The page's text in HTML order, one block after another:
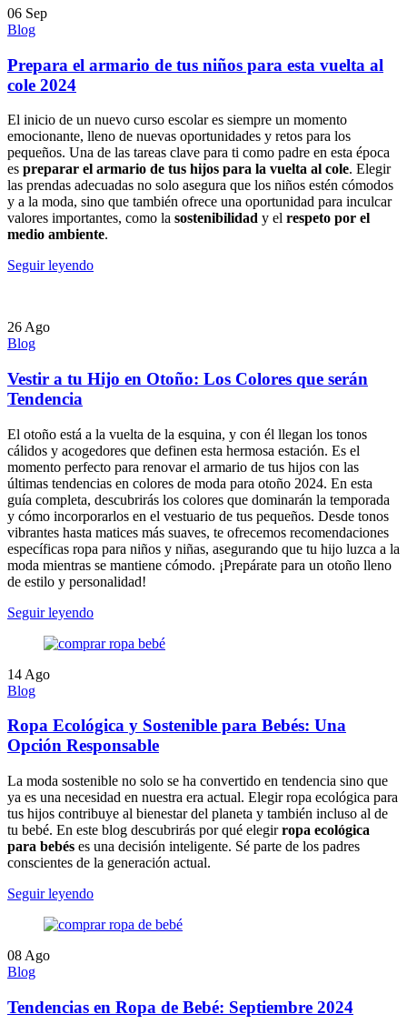
06 Sep
Blog
Prepara el armario de tus niños para esta vuelta al
cole 2024
El inicio de un nuevo curso escolar es siempre un momento
emocionante, lleno de nuevas oportunidades y retos para los
pequeños. Una de las tareas clave para ti como padre en esta época
es preparar el armario de tus hijos para la vuelta al cole. Elegir
las prendas adecuadas no solo asegura que los niños estén cómodos
y a la moda, sino que también ofrece una oportunidad para inculcar
valores importantes, como la sostenibilidad y el respeto por el
medio ambiente.
Seguir leyendo
26 Ago
Blog
Vestir a tu Hijo en Otoño: Los Colores que serán
Tendencia
El otoño está a la vuelta de la esquina, y con él llegan los tonos
cálidos y acogedores que definen esta hermosa estación. Es el
momento perfecto para renovar el armario de tus hijos con las
últimas tendencias en colores de moda para otoño 2024. En esta
guía completa, descubrirás los colores que dominarán la temporada
y cómo incorporarlos en el vestuario de tus pequeños. Desde tonos
vibrantes hasta matices más suaves, te ofrecemos recomendaciones
específicas ropa para niños y niñas, asegurando que tu hijo luzca a la
moda mientras se mantiene cómodo. ¡Prepárate para un otoño lleno
de estilo y personalidad!
Seguir leyendo
14 Ago
Blog
Ropa Ecológica y Sostenible para Bebés: Una
Opción Responsable
La moda sostenible no solo se ha convertido en tendencia sino que
ya es una necesidad en nuestra era actual. Elegir ropa ecológica para
tus hijos contribuye al bienestar del planeta y también incluso al de
tu bebé. En este blog descubrirás por qué elegirropa ecológica
para bebés es una decisión inteligente. Sé parte de los padres
conscientes de la generación actual.
Seguir leyendo
08 Ago
Blog
Tendencias en Ropa de Bebé: Septiembre 2024